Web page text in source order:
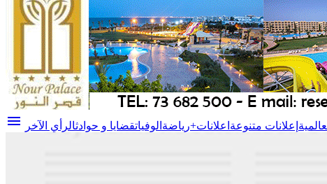
menu إعلانات متنوعة اعلانات+رياضة الوفياتقضايا و حوادثالرأي الآخر